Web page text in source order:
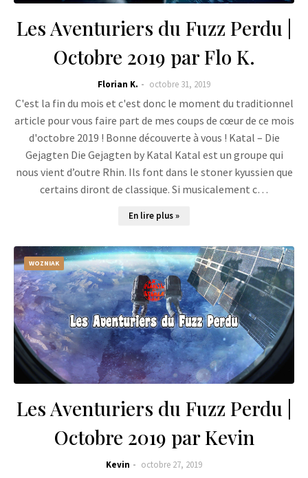
Les Aventuriers du Fuzz Perdu |
Octobre 2019 par Flo K.
Florian K. octobre 31, 2019
C'est la fin du mois et c'est donc le moment du traditionnel
article pour vous faire part de mes coups de cœur de ce mois
d'octobre 2019 ! Bonne découverte à vous ! Katal – Die
Gejagten Die Gejagten by Katal Katal est un groupe qui
nous vient d’outre Rhin. Ils font dans le stoner kyussien que
certains diront de classique. Si musicalement c…
En lire plus »
WOZNIAK
Les Aventuriers du Fuzz Perdu |
Octobre 2019 par Kevin
Kevin octobre 27, 2019